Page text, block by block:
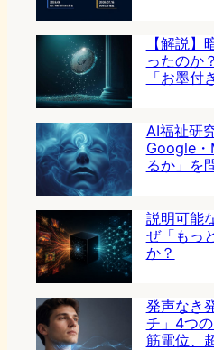
【解説
ったのか
「お墨付
AI福祉研
Google・
るか」を
説明可能
ぜ「もっ
か？
発声なき
チ」4つ
筋電位、